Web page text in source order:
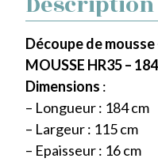
Découpe de
MOUSSE HR35 –
Dimensions :
– Longueur : 184 cm
– Largeur : 115 cm
– Epaisseur : 16 cm